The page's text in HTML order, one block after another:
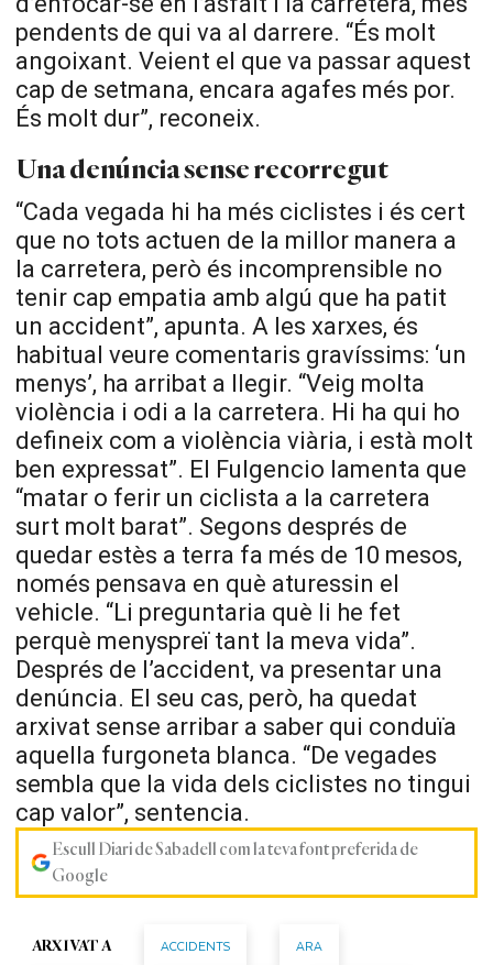
pendents de qui va al darrere. “És molt
angoixant. Veient el que va passar aquest
cap de setmana, encara agafes més por.
És molt dur”, reconeix.
Una denúncia sense recorregut
“Cada vegada hi ha més ciclistes i és cert
que no tots actuen de la millor manera a
la carretera, però és incomprensible no
tenir cap empatia amb algú que ha patit
un accident”, apunta. A les xarxes, és
habitual veure comentaris gravíssims: ‘un
menys’, ha arribat a llegir. “Veig molta
violència i odi a la carretera. Hi ha qui ho
defineix com a violència viària, i està molt
ben expressat”. El Fulgencio lamenta que
“matar o ferir un ciclista a la carretera
surt molt barat”. Segons després de
quedar estès a terra fa més de 10 mesos,
només pensava en què aturessin el
vehicle. “Li preguntaria què li he fet
perquè menyspreï tant la meva vida”.
Després de l’accident, va presentar una
denúncia. El seu cas, però, ha quedat
arxivat sense arribar a saber qui conduïa
aquella furgoneta blanca. “De vegades
sembla que la vida dels ciclistes no tingui
cap valor”, sentencia.
Escull Diari de Sabadell com la teva font preferida de
Google
ARXIVAT A ACCIDENTS ARA